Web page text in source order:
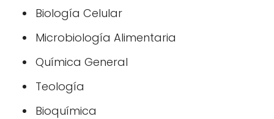
Biología Celular
Microbiología Alimentaria
Química General
Teología
Bioquímica